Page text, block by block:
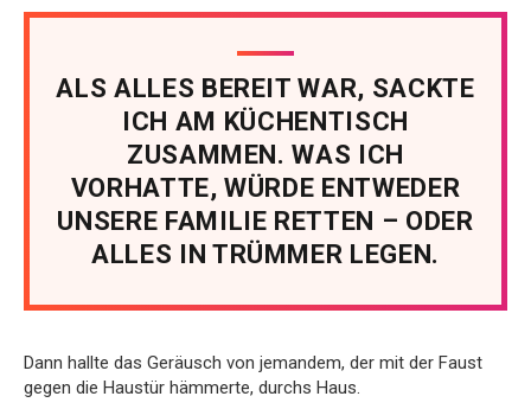
ALS ALLES BEREIT WAR, SACKTE
ICH AM KÜCHENTISCH
ZUSAMMEN. WAS ICH
VORHATTE, WÜRDE ENTWEDER
UNSERE FAMILIE RETTEN – ODER
ALLES IN TRÜMMER LEGEN.
Dann hallte das Geräusch von jemandem, der mit der Faust
gegen die Haustür hämmerte, durchs Haus.